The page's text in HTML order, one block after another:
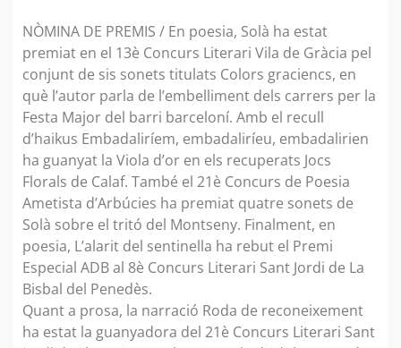
NÒMINA DE PREMIS / En poesia, Solà ha estat
premiat en el 13è Concurs Literari Vila de Gràcia pel
conjunt de sis sonets titulats Colors graciencs, en
què l’autor parla de l’embelliment dels carrers per la
Festa Major del barri barceloní. Amb el recull
d’haikus Embadaliríem, embadaliríeu, embadalirien
ha guanyat la Viola d’or en els recuperats Jocs
Florals de Calaf. També el 21è Concurs de Poesia
Ametista d’Arbúcies ha premiat quatre sonets de
Solà sobre el tritó del Montseny. Finalment, en
poesia, L’alarit del sentinella ha rebut el Premi
Especial ADB al 8è Concurs Literari Sant Jordi de La
Bisbal del Penedès.
Quant a prosa, la narració Roda de reconeixement
ha estat la guanyadora del 21è Concurs Literari Sant